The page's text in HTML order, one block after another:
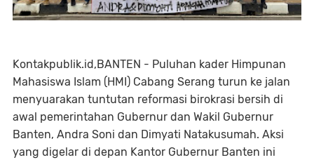
Kontakpublik.id,BANTEN - Puluhan kader Himpunan
Mahasiswa Islam (HMI) Cabang Serang turun ke jalan
menyuarakan tuntutan reformasi birokrasi bersih di
awal pemerintahan Gubernur dan Wakil Gubernur
Banten, Andra Soni dan Dimyati Natakusumah. Aksi
yang digelar di depan Kantor Gubernur Banten ini